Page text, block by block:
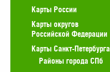
Карты России
Карты округов
Российской Федерации
Карты Санкт-Петербурга
Районы города СПб